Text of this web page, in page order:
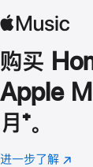
购买
Apple
月 脚
注
⁺。
进一步了解 Apple
(在